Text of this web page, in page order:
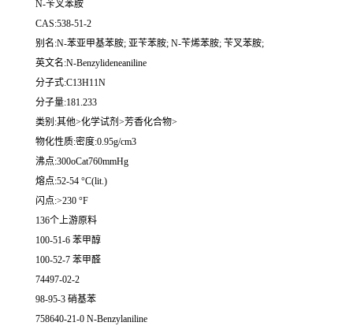
N-苄叉苯胺
CAS:538-51-2
别名:N-苯亚甲基苯胺; 亚苄苯胺; N-苄烯苯胺; 苄叉苯胺;
英文名:N-Benzylideneaniline
分子式:C13H11N
分子量:181.233
类别:其他>化学试剂>芳香化合物>
物化性质:密度:0.95g/cm3
沸点:300oCat760mmHg
熔点:52-54 °C(lit.)
闪点:>230 °F
136个上游原料
100-51-6 苯甲醇
100-52-7 苯甲醛
74497-02-2
98-95-3 硝基苯
758640-21-0 N-Benzylaniline